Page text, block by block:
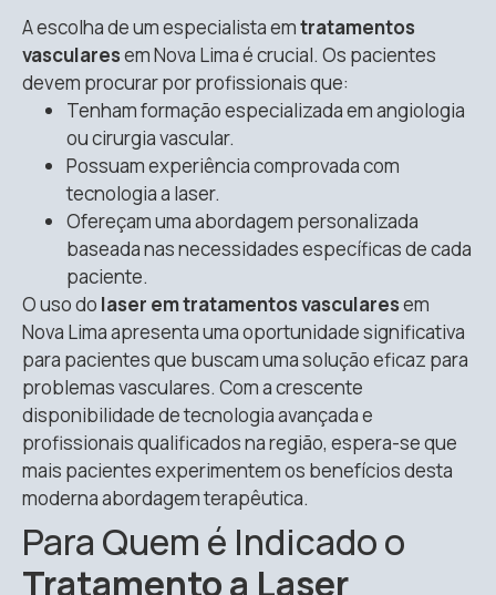
A escolha de um especialista emtratamentos
vascularesem Nova Lima é crucial. Os pacientes
devem procurar por profissionais que:
Tenham formação especializada em angiologia
ou cirurgia vascular.
Possuam experiência comprovada com
tecnologia a laser.
Ofereçam uma abordagem personalizada
baseada nas necessidades específicas de cada
paciente.
O uso do laser em tratamentos vascularesem
Nova Lima apresenta uma oportunidade significativa
para pacientes que buscam uma solução eficaz para
problemas vasculares. Com a crescente
disponibilidade de tecnologia avançada e
profissionais qualificados na região, espera-se que
mais pacientes experimentem os benefícios desta
moderna abordagem terapêutica.
Para Quem é Indicado o
Tratamento a Laser